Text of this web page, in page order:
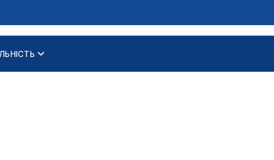
продукції твар…
продукції твар…